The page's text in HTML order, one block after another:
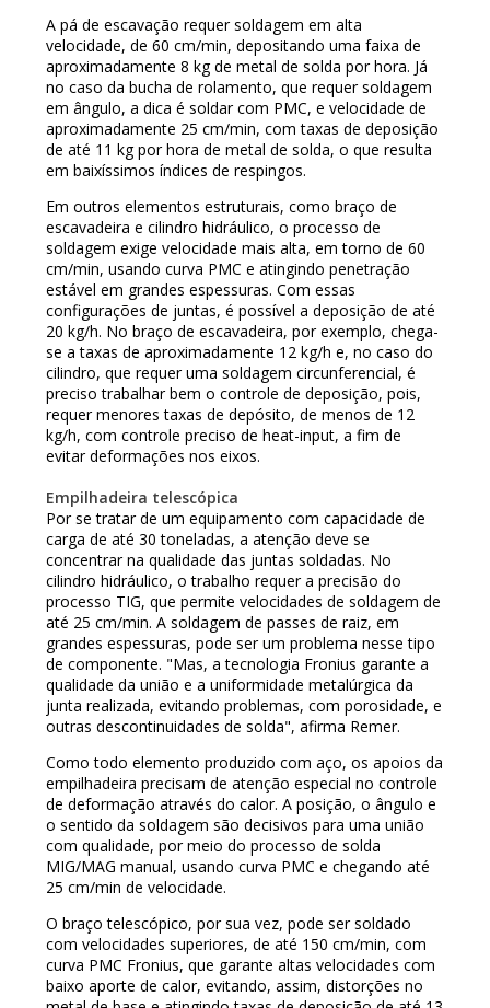
A pá de escavação requer soldagem em alta
velocidade, de 60 cm/min, depositando uma faixa de
aproximadamente 8 kg de metal de solda por hora. Já
no caso da bucha de rolamento, que requer soldagem
em ângulo, a dica é soldar com PMC, e velocidade de
aproximadamente 25 cm/min, com taxas de deposição
de até 11 kg por hora de metal de solda, o que resulta
em baixíssimos índices de respingos.
Em outros elementos estruturais, como braço de
escavadeira e cilindro hidráulico, o processo de
soldagem exige velocidade mais alta, em torno de 60
cm/min, usando curva PMC e atingindo penetração
estável em grandes espessuras. Com essas
configurações de juntas, é possível a deposição de até
20 kg/h. No braço de escavadeira, por exemplo, chega-
se a taxas de aproximadamente 12 kg/h e, no caso do
cilindro, que requer uma soldagem circunferencial, é
preciso trabalhar bem o controle de deposição, pois,
requer menores taxas de depósito, de menos de 12
kg/h, com controle preciso de heat-input, a fim de
evitar deformações nos eixos.
Empilhadeira telescópica
Por se tratar de um equipamento com capacidade de
carga de até 30 toneladas, a atenção deve se
concentrar na qualidade das juntas soldadas. No
cilindro hidráulico, o trabalho requer a precisão do
processo TIG, que permite velocidades de soldagem de
até 25 cm/min. A soldagem de passes de raiz, em
grandes espessuras, pode ser um problema nesse tipo
de componente. "Mas, a tecnologia Fronius garante a
qualidade da união e a uniformidade metalúrgica da
junta realizada, evitando problemas, com porosidade, e
outras descontinuidades de solda", afirma Remer.
Como todo elemento produzido com aço, os apoios da
empilhadeira precisam de atenção especial no controle
de deformação através do calor. A posição, o ângulo e
o sentido da soldagem são decisivos para uma união
com qualidade, por meio do processo de solda
MIG/MAG manual, usando curva PMC e chegando até
25 cm/min de velocidade.
O braço telescópico, por sua vez, pode ser soldado
com velocidades superiores, de até 150 cm/min, com
curva PMC Fronius, que garante altas velocidades com
baixo aporte de calor, evitando, assim, distorções no